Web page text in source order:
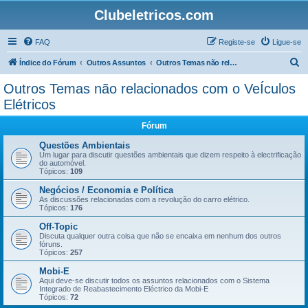
Clubeletricos.com
FAQ Ligue-se
Registe-se
Índice do Fórum Outros Assuntos Outros Temas não relacionados com o VeÍculos Elétricos
Outros Temas não relacionados com o VeÍculos
Elétricos
Fórum
Questões Ambientais
Um lugar para discutir questões ambientais que dizem respeito à electrificação
do automóvel.
Tópicos: 109
Negócios / Economia e Política
As discussões relacionadas com a revolução do carro elétrico.
Tópicos: 176
Off-Topic
Discuta qualquer outra coisa que não se encaixa em nenhum dos outros
fóruns.
Tópicos: 257
Mobi-E
Aqui deve-se discutir todos os assuntos relacionados com o Sistema
Integrado de Reabastecimento Eléctrico da Mobi-E
Tópicos: 72